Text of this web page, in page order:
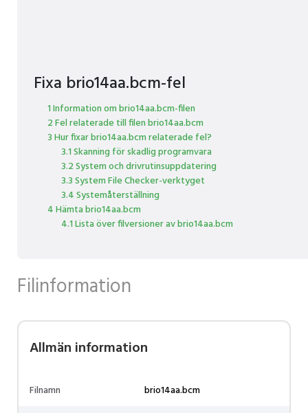
Fixa brio14aa.bcm-fel
1 Information om brio14aa.bcm-filen
2 Fel relaterade till filen brio14aa.bcm
3 Hur fixar brio14aa.bcm relaterade fel?
3.1 Skanning för skadlig programvara
3.2 System och drivrutinsuppdatering
3.3 System File Checker-verktyget
3.4 Systemåterställning
4 Hämta brio14aa.bcm
4.1 Lista över filversioner av brio14aa.bcm
Filinformation
Allmän information
Filnamn
brio14aa.bcm